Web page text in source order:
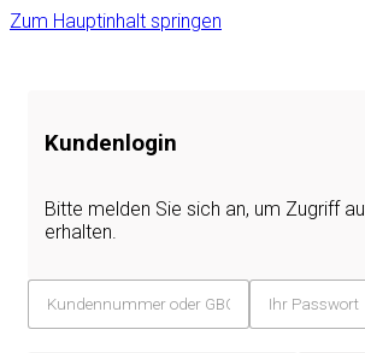
Zum Hauptinhalt springen
Kundenlogin
Bitte melden Sie sich an, um Zugriff
erhalten.